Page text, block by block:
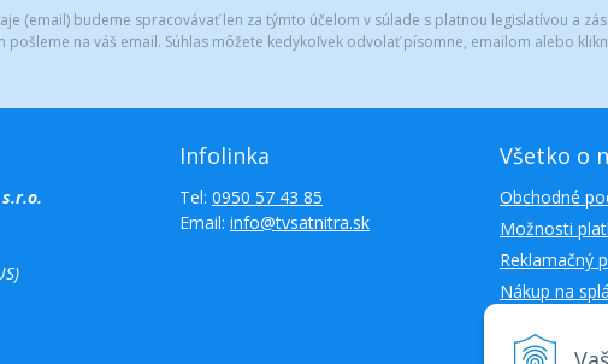
(email) budeme spracovávať len za týmto účelom v súlade s platnou legislatívou a
pošleme na váš email. Súhlas môžete kedykoľvek odvolať písomne, emailom alebo
Infolinka
Tel: 0950 57 43 85
Email: info@tvsatnitra.sk
Všetko o
Obchodné
Možnosti
Reklamačný
Nákup na